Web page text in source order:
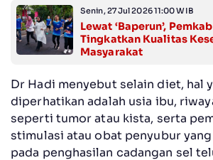
Senin, 27 Jul 2026 11:00 WIB
Lewat ‘Baperun’,
Tingkatkan Kualitas
Masyarakat
Dr Hadi menyebut selain diet, hal
diperhatikan adalah usia ibu,
seperti tumor atau kista, serta
stimulasi atau obat penyubur
pada penghasilan cadangan sel